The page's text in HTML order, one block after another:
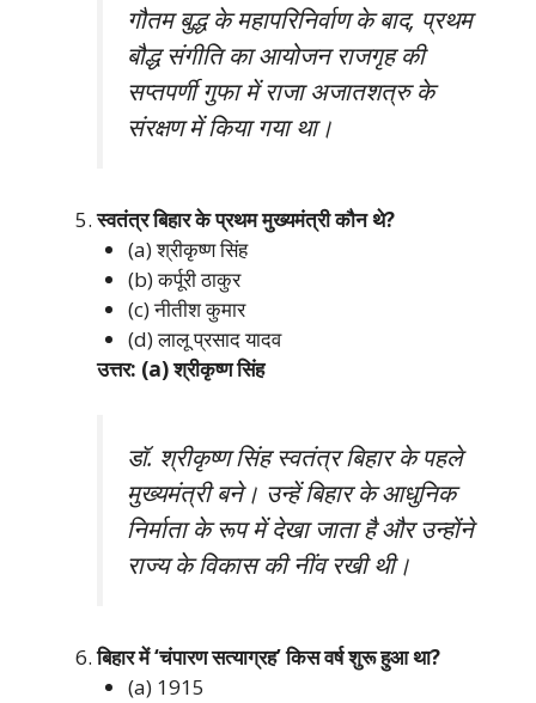
गौतम बुद्ध के महापरिनिर्वाण के बाद, प्रथम
बौद्ध संगीति का आयोजन राजगृह की
सप्तपर्णी गुफा में राजा अजातशत्रु के
संरक्षण में किया गया था।
स्वतंत्र बिहार के प्रथम मुख्यमंत्री कौन थे?
(a) श्रीकृष्ण सिंह
(b) कर्पूरी ठाकुर
(c) नीतीश कुमार
(d) लालू प्रसाद यादव
उत्तर: (a) श्रीकृष्ण सिंह
डॉ. श्रीकृष्ण सिंह स्वतंत्र बिहार के पहले
मुख्यमंत्री बने। उन्हें बिहार के आधुनिक
निर्माता के रूप में देखा जाता है और उन्होंने
राज्य के विकास की नींव रखी थी।
बिहार में ‘चंपारण सत्याग्रह’ किस वर्ष शुरू हुआ था?
(a) 1915